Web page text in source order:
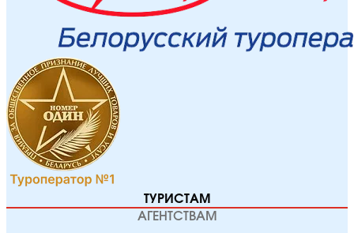
ТУРИСТАМ
АГЕНТСТВАМ